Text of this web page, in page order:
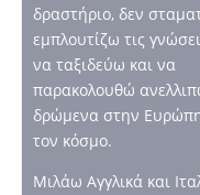
δραστήριο, δεν
εμπλουτίζω τις
να ταξιδεύω και να
παρακολουθώ
δρώμενα στην
τον κόσμο.
Μιλάω Αγγλικά και